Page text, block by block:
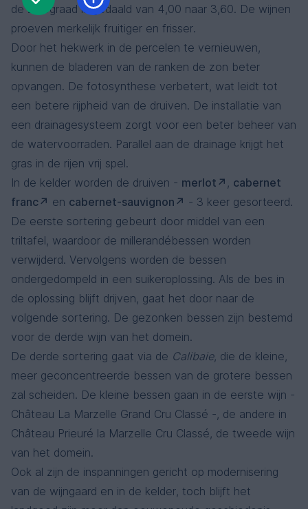
de zuurgraad is gedaald van 4,00 naar 3,60. De wijnen
proeven merkelijk fruitiger en frisser.
Door het hekwerk in de percelen te vernieuwen,
kunnen de bladeren van de ranken de zon beter
opvangen. De fotosynthese verbetert, wat leidt tot
een betere rijpheid van de druiven. De installatie van
een drainagesysteem zorgt voor een beter beheer van
de watervoorraden. Parallel aan de drainage krijgt het
gras in de rijen vrij spel.
In de kelder worden de druiven - merlot , cabernet
franc
en cabernet-sauvignon
- 3 keer gesorteerd.
De eerste sortering gebeurt door middel van een
triltafel, waardoor de millerandébessen worden
verwijderd. Vervolgens worden de bessen
ondergedompeld in een suikeroplossing. Als de bes in
de oplossing blijft drijven, gaat het door naar de
volgende sortering. De gezonken bessen zijn bestemd
voor de derde wijn van het domein.
De derde sortering gaat via de Calibaie, die de kleine,
meer geconcentreerde bessen van de grotere bessen
zal scheiden. De kleine bessen gaan in de eerste wijn -
Château La Marzelle Grand Cru Classé -, de andere in
Château Prieuré la Marzelle Cru Classé, de tweede wijn
van het domein.
Ook al zijn de inspanningen gericht op modernisering
van de wijngaard en in de kelder, toch blijft het